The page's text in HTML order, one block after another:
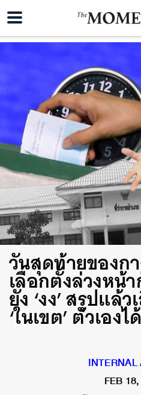
วันสุดท้ายของก
เลือกตั้งล่วงหน้
ยัง ‘งง’ สรุปแล้
‘ในเขต’ ตัวเอง
INTERNAL
FEB